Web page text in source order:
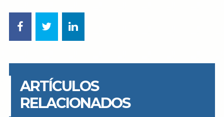
ARTÍCULOS
RELACIONADOS